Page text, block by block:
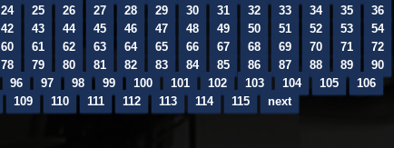
24 25 26 27 28 29 30 31 32 33 34 35
36
42 43 44 45 46 47 48 49 50 51 52 53
54
60 61 62 63 64 65 66 67 68 69 70 71
72
78 79 80 81 82 83 84 85 86 87 88 89
90
96 97 98 99 100 101 102 103 104 105
106
109 110 111 112 113 114 115 next